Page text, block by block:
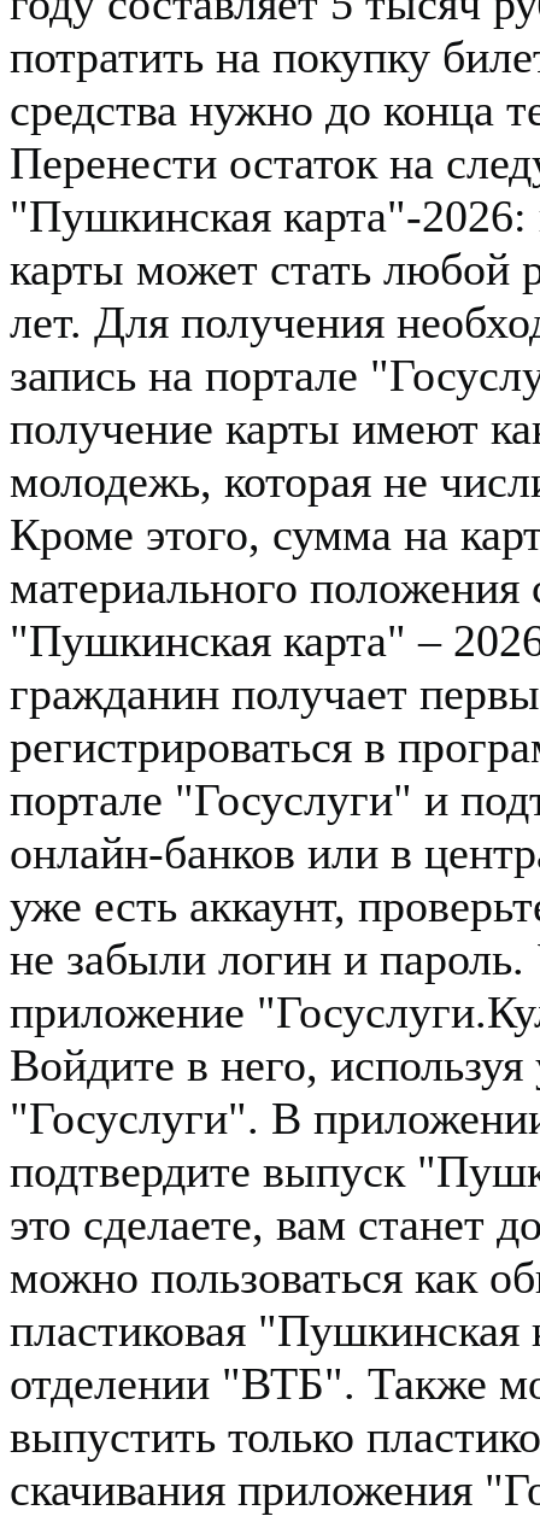
потратить на покупку
средства нужно до конца
Перенести остаток на
"Пушкинская карта"-
карты может стать любой
лет. Для получения
запись на портале
получение карты имеют
молодежь, которая не
Кроме этого, сумма на
материального
"Пушкинская карта" –
гражданин получает
регистрироваться в
портале "Госуслуги" и
онлайн-банков или в
уже есть аккаунт,
не забыли логин и
приложение
Войдите в него,
"Госуслуги". В
подтвердите выпуск
это сделаете, вам станет
можно пользоваться как
пластиковая "Пушкинская
отделении "ВТБ". Также
выпустить только
скачивания приложения